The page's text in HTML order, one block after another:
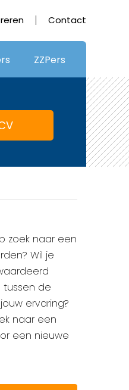
Contact
ZZPers
zoek naar een
Wil je
de
ervaring?
naar een
een nieuwe